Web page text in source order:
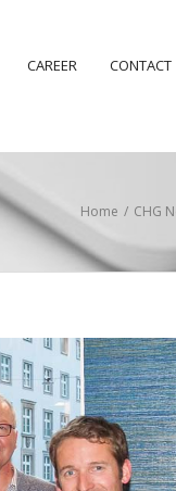
CAREER CONTACT
Home / CHG